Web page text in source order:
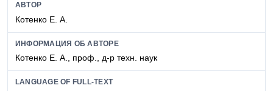
АВТОР
Котенко Е. А.
ИНФОРМАЦИЯ ОБ АВТОРЕ
Котенко Е. А., проф., д-р техн. наук
LANGUAGE OF FULL-TEXT